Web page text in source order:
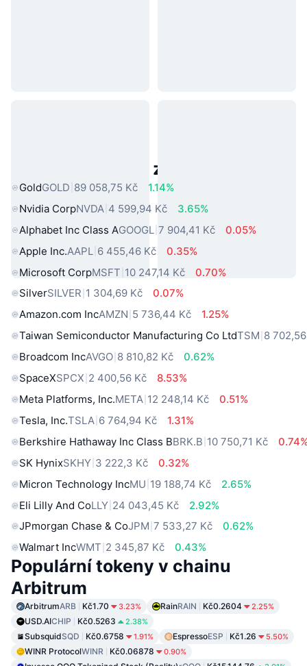
Populární aktiva z reálného světa
GoldGOLD 89 058,75 Kč
1.14%
Nvidia CorpNVDA 4 599,94 Kč
3.65%
Alphabet Inc Class AGOOGL 7 904,41 Kč
0.05%
Apple Inc.AAPL 6 455,46 Kč
0.35%
Microsoft CorpMSFT 10 247,14 Kč
0.70%
SilverSILVER 1 304,69 Kč
0.07%
Amazon.com IncAMZN 5 736,44 Kč
1.25%
Taiwan Semiconductor Manufacturing Co LtdTSM 8
Broadcom IncAVGO 8 810,82 Kč
0.62%
SpaceXSPCX 2 400,56 Kč
8.53%
Meta Platforms, Inc.META 12 248,14 Kč
0.51%
Tesla, Inc.TSLA 6 764,94 Kč
1.31%
Berkshire Hathaway Inc Class BBRK.B 10 750,71 Kč
SK HynixSKHY 3 222,3 Kč
0.32%
Micron Technology IncMU 19 188,74 Kč
2.65%
Eli Lilly And CoLLY 24 043,45 Kč
2.92%
JPmorgan Chase & CoJPM 7 533,27 Kč
0.62%
Walmart IncWMT 2 345,87 Kč 0.43%
Populární tokeny v chainu
Arbitrum
ArbitrumARB Kč1.70 3.23% RainRAIN Kč0.2604 2.25%
USD.AICHIP Kč0.5263 2.38%
SubsquidSQD Kč0.6758 1.91% EspressoESP Kč1.26 5.50%
WINR ProtocolWINR Kč0.06878 0.90%